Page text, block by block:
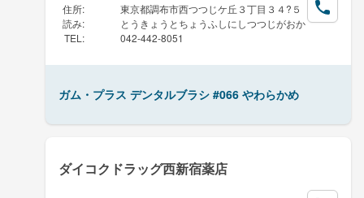
住所:
東京都調布市西つつじケ丘３丁目３４?５
読み:
とうきょうとちょうふしにしつつじがおか
TEL : 042-442-8051
ガム・プラス デンタルブラシ #066 やわらかめ
ダイコクドラッグ西新宿薬店